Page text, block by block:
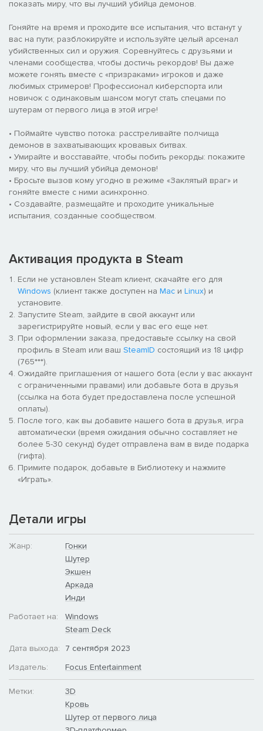
показать миру, что вы лучший убийца демонов.
Гоняйте на время и проходите все испытания, что встанут у
вас на пути; разблокируйте и используйте целый арсенал
убийственных сил и оружия. Соревнуйтесь с друзьями и
членами сообщества, чтобы достичь рекордов! Вы даже
можете гонять вместе с «призраками» игроков и даже
любимых стримеров! Профессионал киберспорта или
новичок с одинаковым шансом могут стать спецами по
шутерам от первого лица в этой игре!
• Поймайте чувство потока: расстреливайте полчища
демонов в захватывающих кровавых битвах.
• Умирайте и восставайте, чтобы побить рекорды: покажите
миру, что вы лучший убийца демонов!
• Бросьте вызов кому угодно в режиме «Заклятый враг» и
гоняйте вместе с ними асинхронно.
• Создавайте, размещайте и проходите уникальные
испытания, созданные сообществом.
Активация продукта в Steam
Если не установлен Steam клиент, скачайте его для
Windows (клиент также доступен на Mac и Linux) и
установите.
Запустите Steam, зайдите в свой аккаунт или
зарегистрируйте новый, если у вас его еще нет.
При оформлении заказа, предоставьте ссылку на свой
профиль в Steam или ваш SteamID состоящий из 18 цифр
(765***).
Ожидайте приглашения от нашего бота (если у вас аккаунт
с ограниченными правами) или добавьте бота в друзья
(ссылка на бота будет предоставлена после успешной
оплаты).
После того, как вы добавите нашего бота в друзья, игра
автоматически (время ожидания обычно составляет не
более 5-30 секунд) будет отправлена вам в виде подарка
(гифта).
Примите подарок, добавьте в Библиотеку и нажмите
«Играть».
Детали игры
Жанр:
Гонки
Шутер
Экшен
Аркада
Инди
Работает на:
Windows
Steam Deck
Дата выхода:
7 сентября 2023
Издатель:
Focus Entertainment
Метки:
3D
Кровь
Шутер от первого лица